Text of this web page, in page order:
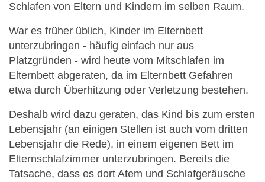
Schlafen von Eltern und Kindern im selben Raum.
War es früher üblich, Kinder im Elternbett
unterzubringen - häufig einfach nur aus
Platzgründen - wird heute vom Mitschlafen im
Elternbett abgeraten, da im Elternbett Gefahren
etwa durch Überhitzung oder Verletzung bestehen.
Deshalb wird dazu geraten, das Kind bis zum ersten
Lebensjahr (an einigen Stellen ist auch vom dritten
Lebensjahr die Rede), in einem eigenen Bett im
Elternschlafzimmer unterzubringen. Bereits die
Tatsache, dass es dort Atem und Schlafgeräusche